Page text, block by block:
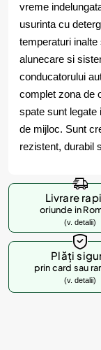
vreme
usurinta cu
temperaturi
alunecare si
conducatorului
complet zona de
spate sunt legate
de mijloc. Sunt
rezistent, durabil
Livrare
oriunde in
(v. detalii)
Plăți
prin card sau
(v. detalii)